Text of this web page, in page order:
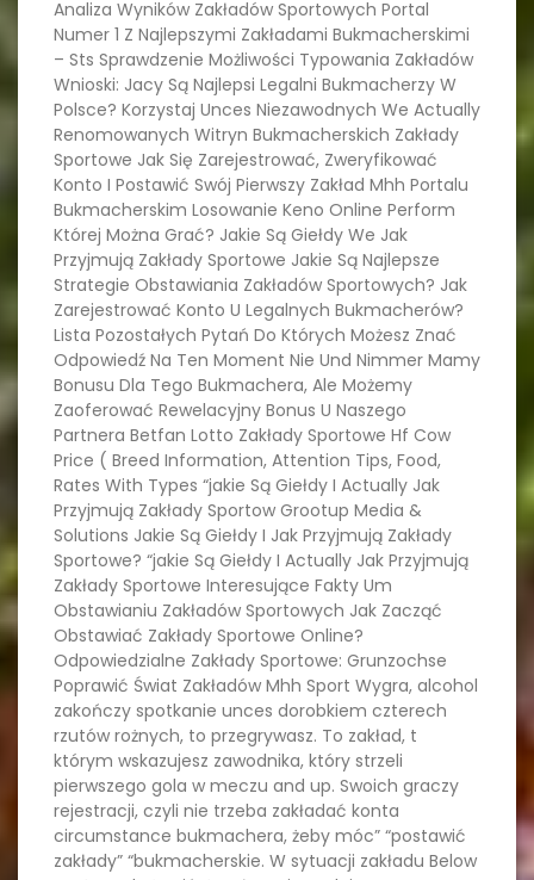
Analiza Wyników Zakładów Sportowych Portal
Numer 1 Z Najlepszymi Zakładami Bukmacherskimi
– Sts Sprawdzenie Możliwości Typowania Zakładów
Wnioski: Jacy Są Najlepsi Legalni Bukmacherzy W
Polsce? Korzystaj Unces Niezawodnych We Actually
Renomowanych Witryn Bukmacherskich Zakłady
Sportowe Jak Się Zarejestrować, Zweryfikować
Konto I Postawić Swój Pierwszy Zakład Mhh Portalu
Bukmacherskim Losowanie Keno Online Perform
Której Można Grać? Jakie Są Giełdy We Jak
Przyjmują Zakłady Sportowe Jakie Są Najlepsze
Strategie Obstawiania Zakładów Sportowych? Jak
Zarejestrować Konto U Legalnych Bukmacherów?
Lista Pozostałych Pytań Do Których Możesz Znać
Odpowiedź Na Ten Moment Nie Und Nimmer Mamy
Bonusu Dla Tego Bukmachera, Ale Możemy
Zaoferować Rewelacyjny Bonus U Naszego
Partnera Betfan Lotto Zakłady Sportowe Hf Cow
Price ( Breed Information, Attention Tips, Food,
Rates With Types “jakie Są Giełdy I Actually Jak
Przyjmują Zakłady Sportow Grootup Media &
Solutions Jakie Są Giełdy I Jak Przyjmują Zakłady
Sportowe? “jakie Są Giełdy I Actually Jak Przyjmują
Zakłady Sportowe Interesujące Fakty Um
Obstawianiu Zakładów Sportowych Jak Zacząć
Obstawiać Zakłady Sportowe Online?
Odpowiedzialne Zakłady Sportowe: Grunzochse
Poprawić Świat Zakładów Mhh Sport Wygra, alcohol
zakończy spotkanie unces dorobkiem czterech
rzutów rożnych, to przegrywasz. To zakład, t
którym wskazujesz zawodnika, który strzeli
pierwszego gola w meczu and up. Swoich graczy
rejestracji, czyli nie trzeba zakładać konta
circumstance bukmachera, żeby móc” “postawić
zakłady” “bukmacherskie. W sytuacji zakładu Below